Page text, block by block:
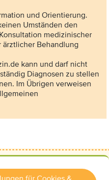
und Orientierung.
Umständen den
medizinischer
Behandlung
kann und darf nicht
Diagnosen zu stellen
Im Übrigen verweisen